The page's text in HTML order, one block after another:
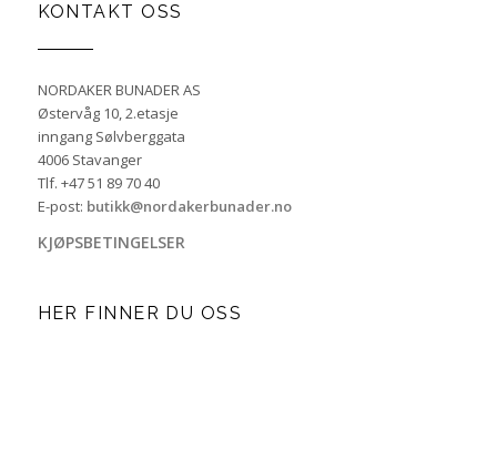
KONTAKT OSS
NORDAKER BUNADER AS
Østervåg 10, 2.etasje
inngang Sølvberggata
4006 Stavanger
Tlf. +47 51 89 70 40
E-post: butikk@nordakerbunader.no
KJØPSBETINGELSER
HER FINNER DU OSS